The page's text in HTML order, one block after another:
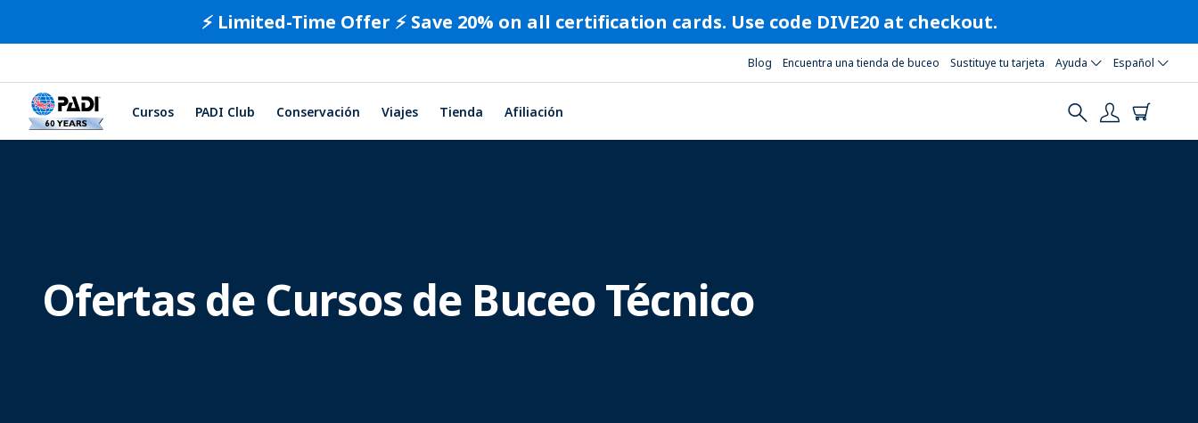
⚡️ Limited-Time Offer ⚡️ Save 20% on all certification cards. Use code DIVE20 at checkout.
Blog Encuentra una tienda de buceo Sustituye tu tarjeta Ayuda Español
Cursos PADI Club Conservación Viajes Tienda Afiliación
Ofertas de Cursos de Buceo Técnico